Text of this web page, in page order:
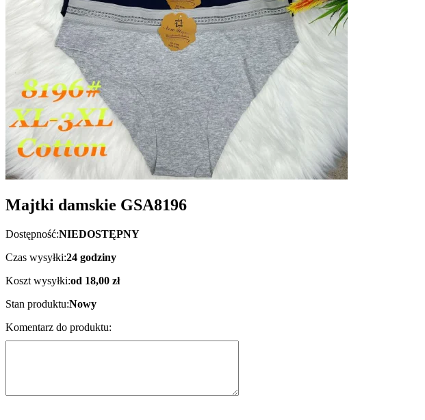
Majtki damskie GSA8196
Dostępność:NIEDOSTĘPNY
Czas wysyłki:24 godziny
Koszt wysyłki:od 18,00 zł
Stan produktu:Nowy
Komentarz do produktu: